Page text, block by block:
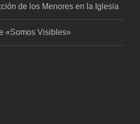
de los Menores en la Iglesia
«Somos Visibles»